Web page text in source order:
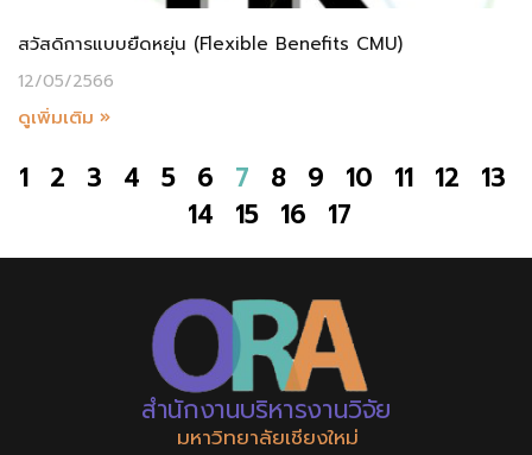
สวัสดิการแบบยืดหยุ่น (Flexible Benefits CMU)
12/05/2566
ดูเพิ่มเติม »
1 2 3 4 5 6 7 8 9 10 11 12
13
14
15 16 17
สำนักงานบริหารงานวิจัย
มหาวิทยาลัยเชียงใหม่